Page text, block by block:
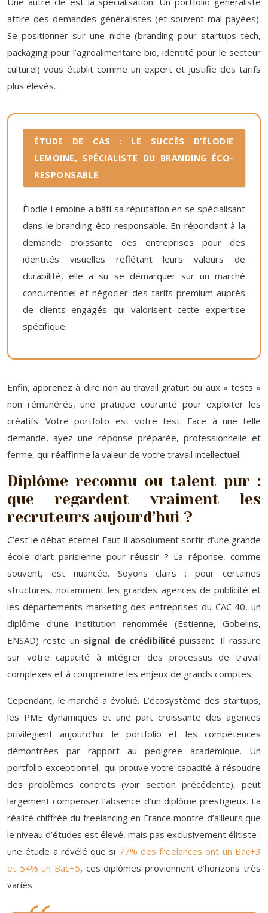
attire des demandes généralistes (et souvent mal payées).
Se positionner sur une niche (branding pour startups tech,
packaging pour l’agroalimentaire bio, identité pour le secteur
culturel) vous établit comme un expert et justifie des tarifs
plus élevés.
ÉTUDE DE CAS : LE SUCCÈS D’ÉLODIE
LEMOINE, SPÉCIALISTE DU BRANDING ÉCO-
RESPONSABLE
Élodie Lemoine a bâti sa réputation en se spécialisant
dans le branding éco-responsable. En répondant à la
demande croissante des entreprises pour des
identités visuelles reflétant leurs valeurs de
durabilité, elle a su se démarquer sur un marché
concurrentiel et négocier des tarifs premium auprès
de clients engagés qui valorisent cette expertise
spécifique.
Enfin, apprenez à dire non au travail gratuit ou aux « tests »
non rémunérés, une pratique courante pour exploiter les
créatifs. Votre portfolio est votre test. Face à une telle
demande, ayez une réponse préparée, professionnelle et
ferme, qui réaffirme la valeur de votre travail intellectuel.
Diplôme reconnu ou talent pur :
que regardent vraiment les
recruteurs aujourd’hui ?
C’est le débat éternel. Faut-il absolument sortir d’une grande
école d’art parisienne pour réussir ? La réponse, comme
souvent, est nuancée. Soyons clairs : pour certaines
structures, notamment les grandes agences de publicité et
les départements marketing des entreprises du CAC 40, un
diplôme d’une institution renommée (Estienne, Gobelins,
ENSAD) reste un signal de crédibilité puissant. Il rassure
sur votre capacité à intégrer des processus de travail
complexes et à comprendre les enjeux de grands comptes.
Cependant, le marché a évolué. L’écosystème des startups,
les PME dynamiques et une part croissante des agences
privilégient aujourd’hui le portfolio et les compétences
démontrées par rapport au pedigree académique. Un
portfolio exceptionnel, qui prouve votre capacité à résoudre
des problèmes concrets (voir section précédente), peut
largement compenser l’absence d’un diplôme prestigieux. La
réalité chiffrée du freelancing en France montre d’ailleurs que
le niveau d’études est élevé, mais pas exclusivement élitiste :
une étude a révélé que si 77% des freelances ont un Bac+3
et 54% un Bac+5, ces diplômes proviennent d’horizons très
variés.